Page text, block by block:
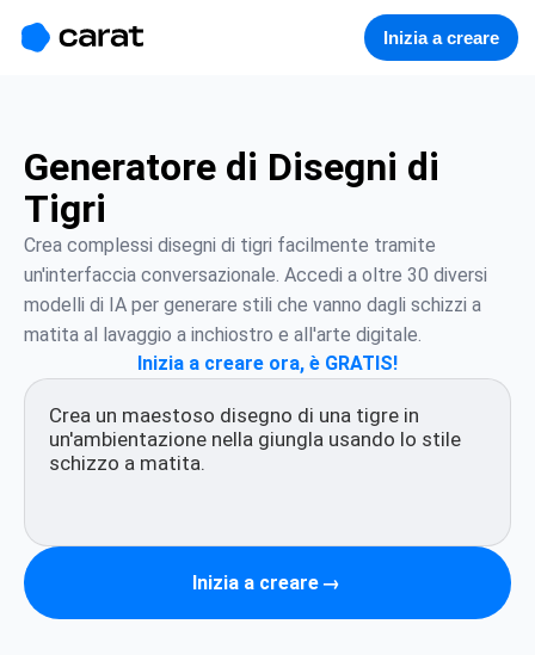
Inizia a creare
Generatore di Disegni di
Tigri
Crea complessi disegni di tigri facilmente tramite
un'interfaccia conversazionale. Accedi a oltre 30 diversi
modelli di IA per generare stili che vanno dagli schizzi a
matita al lavaggio a inchiostro e all'arte digitale.
Inizia a creare ora, è GRATIS!
Inizia a creare →